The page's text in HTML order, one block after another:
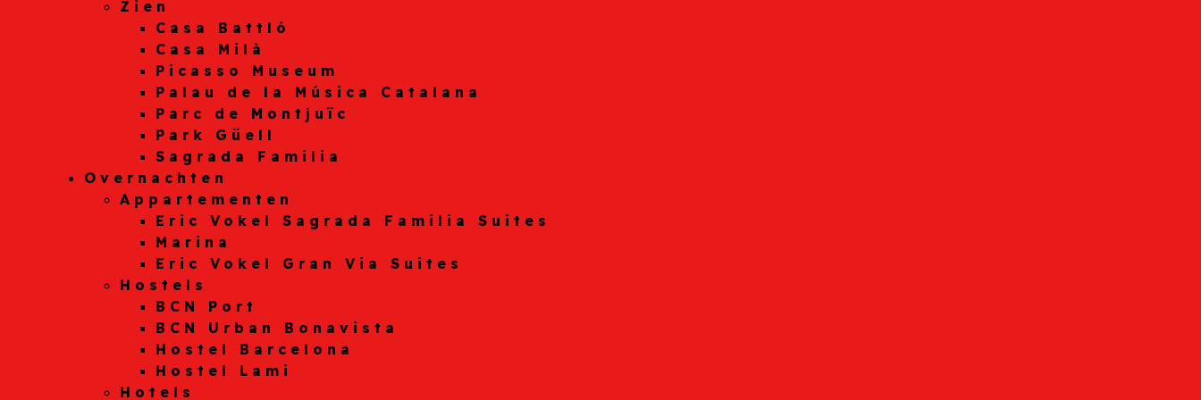
Zien
Casa Battló
Casa Milà
Picasso Museum
Palau de la Música Catalana
Parc de Montjuïc
Park Güell
Sagrada Familia
Overnachten
Appartementen
Eric Vokel Sagrada Familia Suites
Marina
Eric Vokel Gran Via Suites
Hostels
BCN Port
BCN Urban Bonavista
Hostel Barcelona
Hostel Lami
Hotels